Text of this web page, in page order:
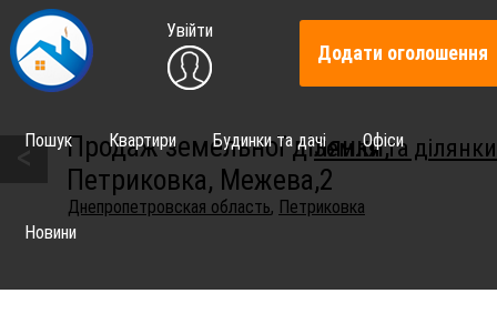
Пошук Квартири Будинки та дачі Офіси
Новини
Увійти
Додати оголошення
Продаж земельної ділянки,
Петриковка, Межева,2
Земля та ділянки
Днепропетровская область, Петриковка
<